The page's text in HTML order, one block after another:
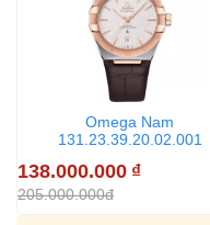
Omega Nam
131.23.39.20.02.001
138.000.000 ₫
205.000.000đ